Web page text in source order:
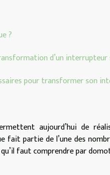
?
d’un interrupteur
pour transformer son
aujourd’hui de
fait partie de l’une des
faut comprendre par